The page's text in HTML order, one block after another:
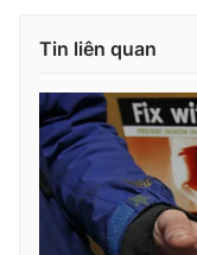
Chất lượng cuộc
Công nghệ
Hitech Công nghệ
Sản phẩm
Thị trường
Tư vấn
Giao lưu trực
Lịch phát sóng
Tin liên quan